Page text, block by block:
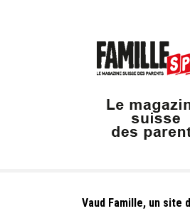
Vaud Famille, un site